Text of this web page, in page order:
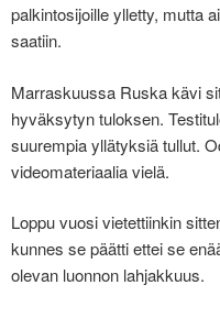
palkintosijoille ylletty, mutta
saatiin.
Marraskuussa Ruska kävi
hyväksytyn tuloksen.
suurempia yllätyksiä tullut.
videomateriaalia vielä.
Loppu vuosi vietettiinkin
kunnes se päätti ettei se
olevan luonnon lahjakkuus.